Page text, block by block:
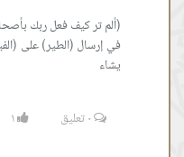
(ألم تر كيف فعل ربك
في إرسال (الطير) على
يشاء
٠تعليق ١